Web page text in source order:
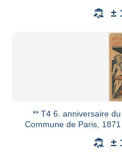
±
** T4 6. anniversaire
Commune de Paris,
±